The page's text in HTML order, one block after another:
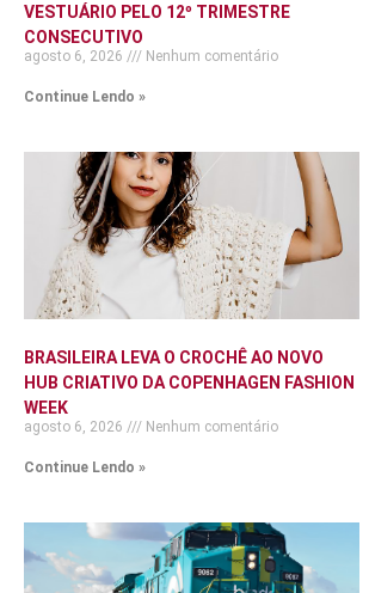
VESTUÁRIO PELO 12º TRIMESTRE
CONSECUTIVO
agosto 6, 2026 Nenhum comentário
Continue Lendo »
BRASILEIRA LEVA O CROCHÊ AO NOVO
HUB CRIATIVO DA COPENHAGEN FASHION
WEEK
agosto 6, 2026 Nenhum comentário
Continue Lendo »